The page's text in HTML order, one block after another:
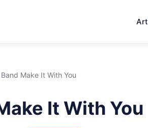
Art
Make It With You
It With You